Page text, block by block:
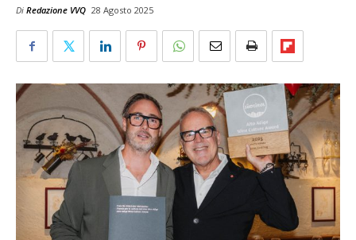
Di Redazione VVQ 28 Agosto 2025